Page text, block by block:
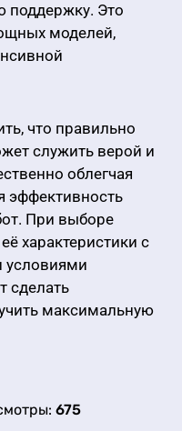
поддержку. Это
моделей,
что правильно
служить верой и
облегчая
эффективность
При выборе
характеристики с
условиями
сделать
максимальную
675